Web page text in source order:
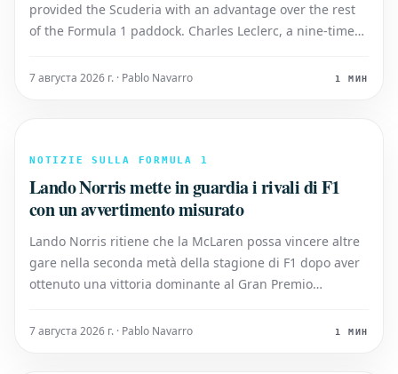
provided the Scuderia with an advantage over the rest
of the Formula 1 paddock. Charles Leclerc, a nine-time
on the track that will host the Spanish Grand Prix in
7 августа 2026 г. · Pablo Navarro 1 МИН
NOTIZIE SULLA FORMULA 1
Lando Norris mette in guardia i rivali di F1
con un avvertimento misurato
Lando Norris ritiene che la McLaren possa vincere altre
gare nella seconda metà della stagione di F1 dopo aver
ottenuto una vittoria dominante al Gran Premio
campione in carica dei piloti ha affrontato una difesa del
7 августа 2026 г. · Pablo Navarro 1 МИН